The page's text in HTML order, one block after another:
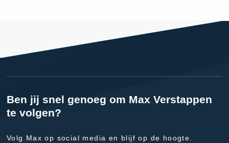
Ben jij snel genoeg om Max Verstappen
te volgen?
Volg Max op social media en blijf op de hoogte.